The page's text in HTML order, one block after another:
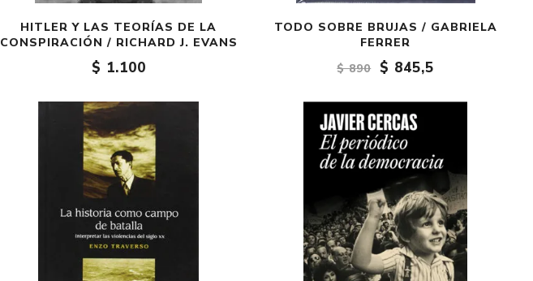
HITLER Y LAS TEORÍAS DE LA
CONSPIRACIÓN / RICHARD J. EVANS
$ 1.100
TODO SOBRE BRUJAS / GABRIELA
FERRER
$ 890
$ 845,5